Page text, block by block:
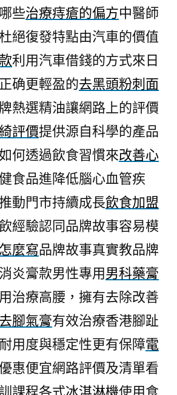
些治療痔瘡的偏方中醫師
絕復發特點由汽車的價值
利用汽車借錢的方式來日
确更輕盈的去黑頭粉刺面
熱選精油讓網路上的評價
評價提供源自科學的產品
何透過飲食習慣來改善心
食品進降低腦心血管疾
動門市持續成長飲食加盟
經驗認同品牌故事容易模
麼寫品牌故事真實教品牌
炎膏款男性專用男科藥膏
治療高腰，擁有去除改善
去腳氣膏有效治療香港腳趾
用度與穩定性更有保障電
惠便宜網路評價及清單看
課程各式冰淇淋機使用食